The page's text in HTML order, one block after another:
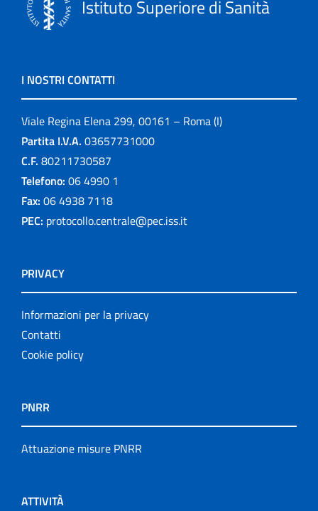
Istituto Superiore di Sanità
I NOSTRI CONTATTI
Viale Regina Elena 299, 00161 – Roma (I)
Partita I.V.A. 03657731000
C.F. 80211730587
Telefono: 06 4990 1
Fax: 06 4938 7118
PEC: protocollo.centrale@pec.iss.it
PRIVACY
Informazioni per la privacy
Contatti
Cookie policy
PNRR
Attuazione misure PNRR
ATTIVITÀ